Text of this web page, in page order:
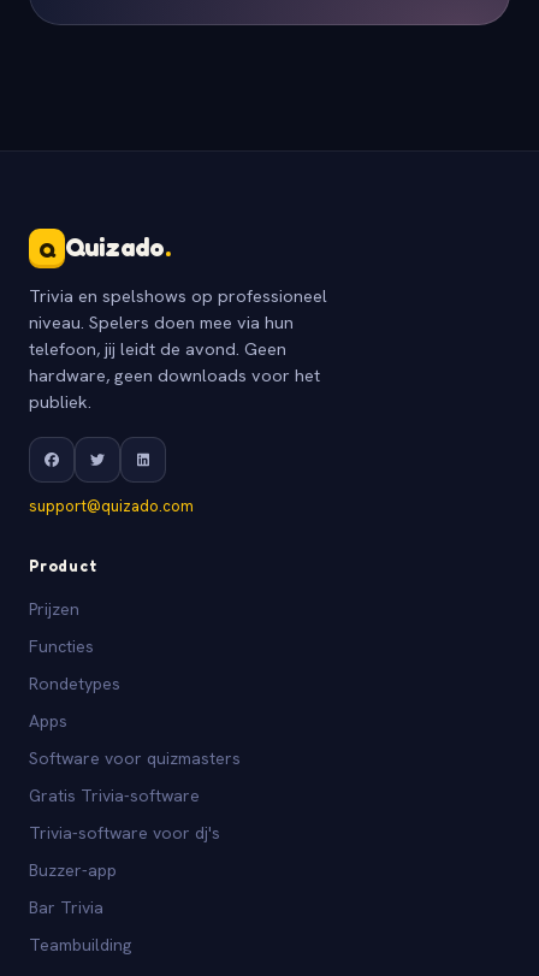
Q Quizado.
Trivia en spelshows op professioneel
niveau. Spelers doen mee via hun
telefoon, jij leidt de avond. Geen
hardware, geen downloads voor het
publiek.
support@quizado.com
Product
Prijzen
Functies
Rondetypes
Apps
Software voor quizmasters
Gratis Trivia-software
Trivia-software voor dj's
Buzzer-app
Bar Trivia
Teambuilding